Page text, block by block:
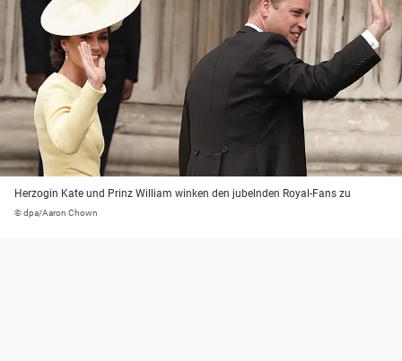
Herzogin Kate und Prinz William winken den jubelnden Royal-Fans zu
© dpa/Aaron Chown